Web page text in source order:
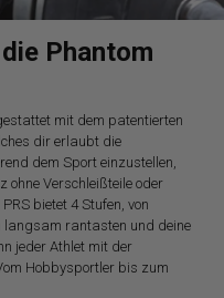
Phantom
mit dem patentierten
dir erlaubt die
dem Sport einzustellen,
ohne Verschleißteile oder
bietet 4 Stufen, von
langsam rantasten und deine
jeder Athlet mit der
Hobbysportler bis zum